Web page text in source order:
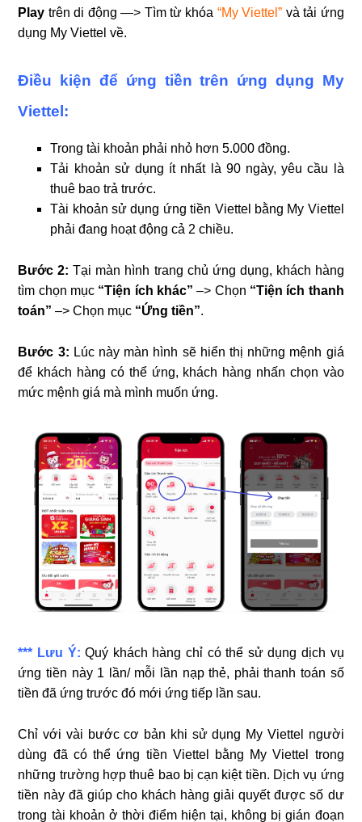
Play trên di động —> Tìm từ khóa “My Viettel” và tải ứng
dụng My Viettel về.
Điều kiện để ứng tiền trên ứng dụng My
Viettel:
Trong tài khoản phải nhỏ hơn 5.000 đồng.
Tải khoản sử dụng ít nhất là 90 ngày, yêu cầu là
thuê bao trả trước.
Tài khoản sử dụng ứng tiền Viettel bằng My Viettel
phải đang hoạt động cả 2 chiều.
Bước 2: Tại màn hình trang chủ ứng dụng, khách hàng
tìm chọn mục “Tiện ích khác” –> Chọn “Tiện ích thanh
toán” –> Chọn mục “Ứng tiền”.
Bước 3: Lúc này màn hình sẽ hiển thị những mệnh giá
để khách hàng có thể ứng, khách hàng nhấn chọn vào
mức mệnh giá mà mình muốn ứng.
*** Lưu Ý: Quý khách hàng chỉ có thể sử dụng dịch vụ
ứng tiền này 1 lần/ mỗi lần nạp thẻ, phải thanh toán số
tiền đã ứng trước đó mới ứng tiếp lần sau.
Chỉ với vài bước cơ bản khi sử dụng My Viettel người
dùng đã có thể ứng tiền Viettel bằng My Viettel trong
những trường hợp thuê bao bị cạn kiệt tiền. Dịch vụ ứng
tiền này đã giúp cho khách hàng giải quyết được số dư
trong tài khoản ở thời điểm hiện tại, không bị gián đoạn